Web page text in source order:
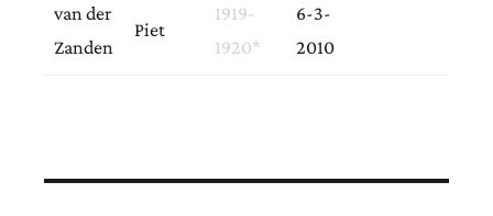
van der
Zanden
Piet
1919-
1920*
6-3-
2010